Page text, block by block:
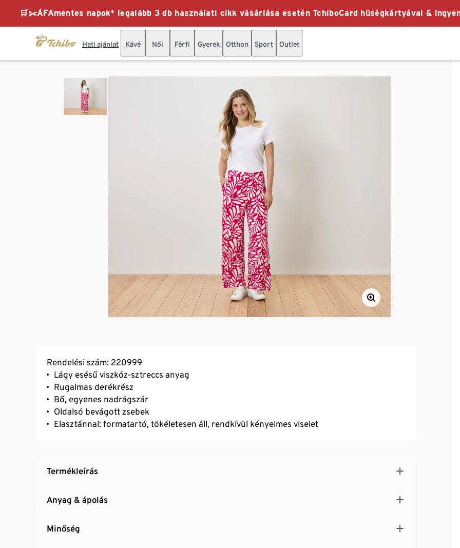
🛒✂️ÁFAmentes napok* legalább 3 db használati cikk vásárlása esetén TchiboCard hűségkártyával &
Heti ajánlat Kávé Női Férfi Gyerek Otthon Sport Outlet
Rendelési szám: 220999
Lágy esésű viszkóz-sztreccs anyag
Rugalmas derékrész
Bő, egyenes nadrágszár
Oldalsó bevágott zsebek
Elasztánnal: formatartó, tökéletesen áll, rendkívül kényelmes viselet
Termékleírás
Anyag & ápolás
Minőség